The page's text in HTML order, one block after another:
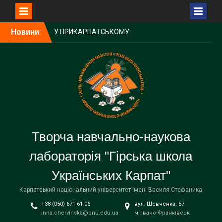
Новини:
У ПРИКАРПАТСЬКОМУ
УНІВЕРСИТЕТІ ВІДБУВСЯ
ОСВІТНЬО-МИСТЕЦЬКИЙ
ФЕСТИВАЛЬ
УКРАЇНСЬКИХ ШКІЛ
ДІАСПОРИ ТА ЗАКЛАДІВ
ОСВІТИ УКРАЇНИ
БУДІВНИЧИЙ
ГУЦУЛЬСЬКОЇ ШКОЛИ –
УКРАЇНИ, ПОЧЕСНИЙ
ПРОФЕСОР
УНІВЕРСИТЕТУ – ПЕТРО
ГАЛА-КОНЦЕРТ
УЧАСНИКІВ ФЕСТИВАЛЮ-
ВДЯЧНОСТІ, МРІЙ ТА
Творча навчально-наукова
лабораторія "Гірська школа
Українських Карпат"
Карпатський національний університет імені Василя Стефаника
+38 (050) 671 61 06
inna.chervinska@pnu.edu.ua
вул. Шевченка, 57
м. Івано-Франківськ